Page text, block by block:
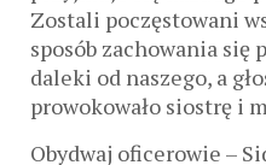
Zostali poczęstowani
sposób zachowania się
daleki od naszego, a
prowokowało siostrę i
Obydwaj oficerowie –